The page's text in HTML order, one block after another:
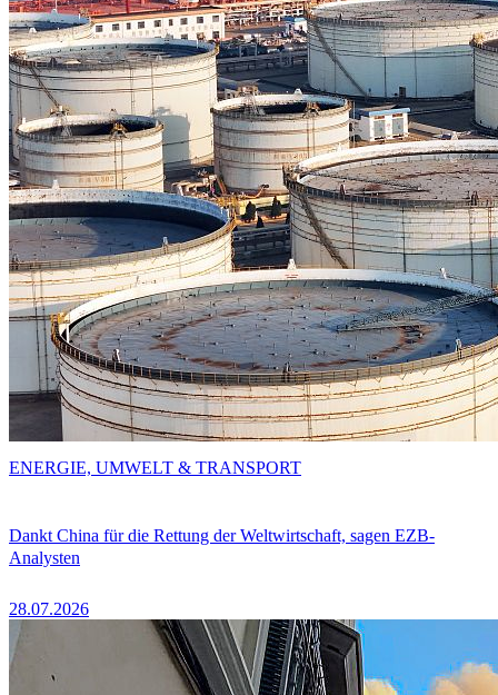
Dankt China für die Rettung der Weltwirtschaft, sagen EZB-
Analysten
28.07.2026
ENERGIE, UMWELT & TRANSPORT